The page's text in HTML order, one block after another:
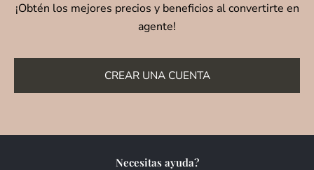
¡Obtén los mejores precios y beneficios al convertirte en
agente!
CREAR UNA CUENTA
Necesitas ayuda?